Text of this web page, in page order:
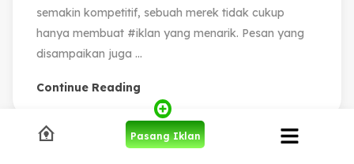
semakin kompetitif, sebuah merek tidak cukup
hanya membuat #iklan yang menarik. Pesan yang
disampaikan juga ...
Continue Reading
Tinggalkan Balasan
Pasang Iklan